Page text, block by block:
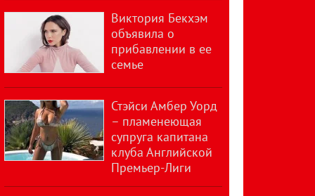
Виктория Бекхэм
объявила о
прибавлении в ее
семье
Стэйси Амбер Уорд
– пламенеющая
супруга капитана
клуба Английской
Премьер-Лиги